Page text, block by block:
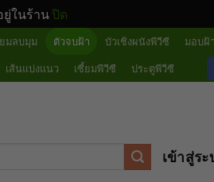
ในร้าน ปิด
มลบมุม ตัวจบฝ้า บัวเชิงผนังพีวีซี มอบฝ้า
เส้นแบ่งแนว เซี้ยมพีวีซี ประตูพีวีซี
เข้าสู่ร